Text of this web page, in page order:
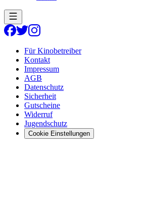
Für Kinobetreiber
Kontakt
Impressum
AGB
Datenschutz
Sicherheit
Gutscheine
Widerruf
Jugendschutz
Cookie Einstellungen